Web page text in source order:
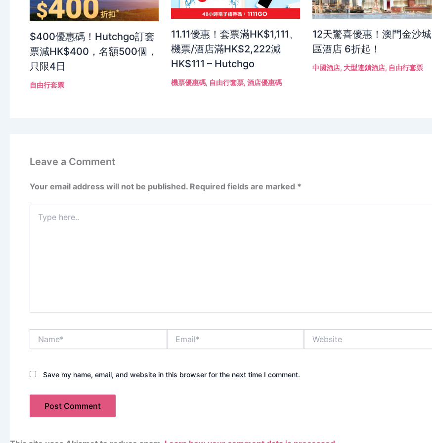
$400優惠碼！Hutchgo訂套
票減HK$400，名額500個，
只限4日
自由行套票
11.11優惠！套票滿HK$1,111、
機票/酒店滿HK$2,222減
HK$111 – Hutchgo
機票優惠碼, 自由行套票, 酒店優惠碼
12天驚喜優惠！澳門金沙城
區酒店 6折起！
中國酒店, 大型連鎖酒店, 自由行套票
Leave a Comment
Your email address will not be published. Required fields are marked *
here..
Save my name, email, and website in this browser for the next time I comment.